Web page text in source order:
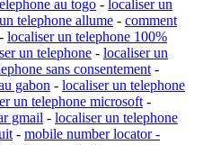
au togo - localiser un
telephone allume - comment
- localiser un telephone 100%
un telephone - localiser un
sans consentement -
gabon - localiser un telephone
un telephone microsoft -
gmail - localiser un telephone
- mobile number locator -